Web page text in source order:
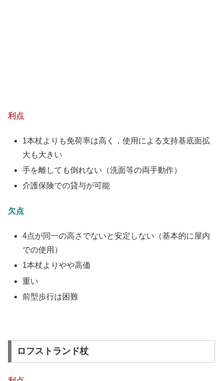
利点
1本杖よりも免荷率は高く，使用による支持基底面拡
大も大きい
手を離しても倒れない（洗面等の両手動作）
介護保険での貸与が可能
欠点
4点が同一の高さでないと安定しない（基本的に屋内
での使用）
1本杖よりやや高価
重い
前型歩行は困難
ロフストランド杖